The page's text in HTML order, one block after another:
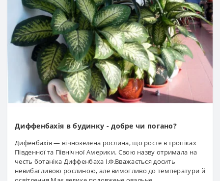
Диффенбахія в будинку - добре чи погано?
Дифенбахія — вічнозелена рослина, що росте в тропіках
Південної та Північної Америки. Свою назву отримала на
честь ботаніка Диффенбаха І.Ф.Вважається досить
невибагливою рослиною, але вимогливо до температури й